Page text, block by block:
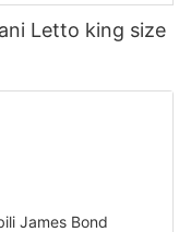
Letto king size